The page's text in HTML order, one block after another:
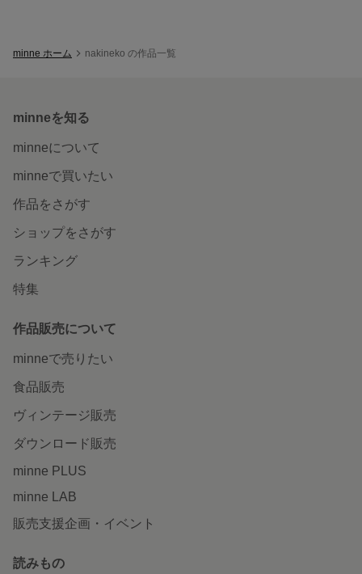
minne ホーム nakineko の作品一覧
minneを知る
minneについて
minneで買いたい
作品をさがす
ショップをさがす
ランキング
特集
作品販売について
minneで売りたい
食品販売
ヴィンテージ販売
ダウンロード販売
minne PLUS
minne LAB
販売支援企画・イベント
読みもの